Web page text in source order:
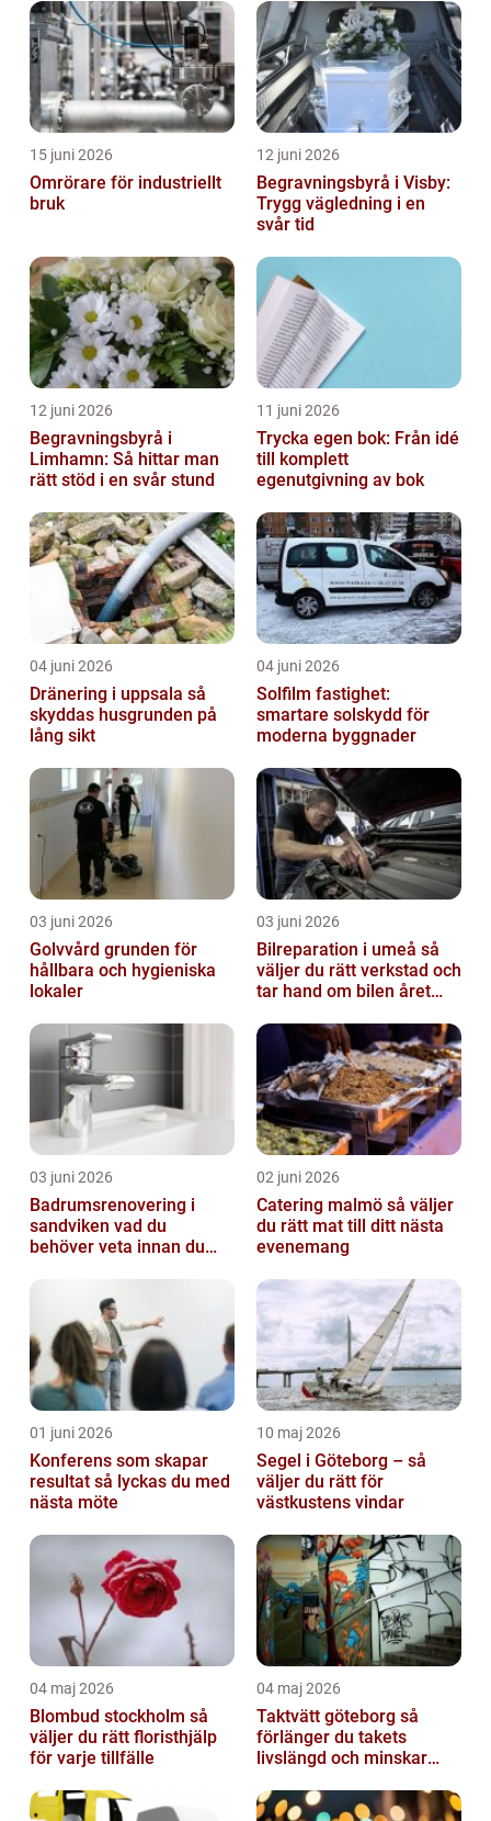
15 juni 2026
Omrörare för industriellt
bruk
12 juni 2026
Begravningsbyrå i Visby:
Trygg vägledning i en
svår tid
12 juni 2026
Begravningsbyrå i
Limhamn: Så hittar man
rätt stöd i en svår stund
11 juni 2026
Trycka egen bok: Från idé
till komplett
egenutgivning av bok
04 juni 2026
Dränering i uppsala så
skyddas husgrunden på
lång sikt
04 juni 2026
Solfilm fastighet:
smartare solskydd för
moderna byggnader
03 juni 2026
Golvvård grunden för
hållbara och hygieniska
lokaler
03 juni 2026
Bilreparation i umeå så
väljer du rätt verkstad och
tar hand om bilen året
03 juni 2026
Badrumsrenovering i
sandviken vad du
behöver veta innan du
02 juni 2026
Catering malmö så väljer
du rätt mat till ditt nästa
evenemang
01 juni 2026
Konferens som skapar
resultat så lyckas du med
nästa möte
10 maj 2026
Segel i Göteborg – så
väljer du rätt för
västkustens vindar
04 maj 2026
Blombud stockholm så
väljer du rätt floristhjälp
för varje tillfälle
04 maj 2026
Taktvätt göteborg så
förlänger du takets
livslängd och minskar